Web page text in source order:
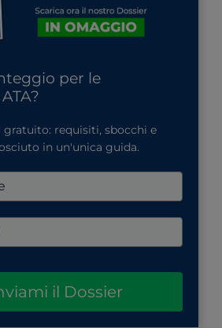
per le
gratuito: requisiti, sbocchi e
in un'unica guida.
il Dossier